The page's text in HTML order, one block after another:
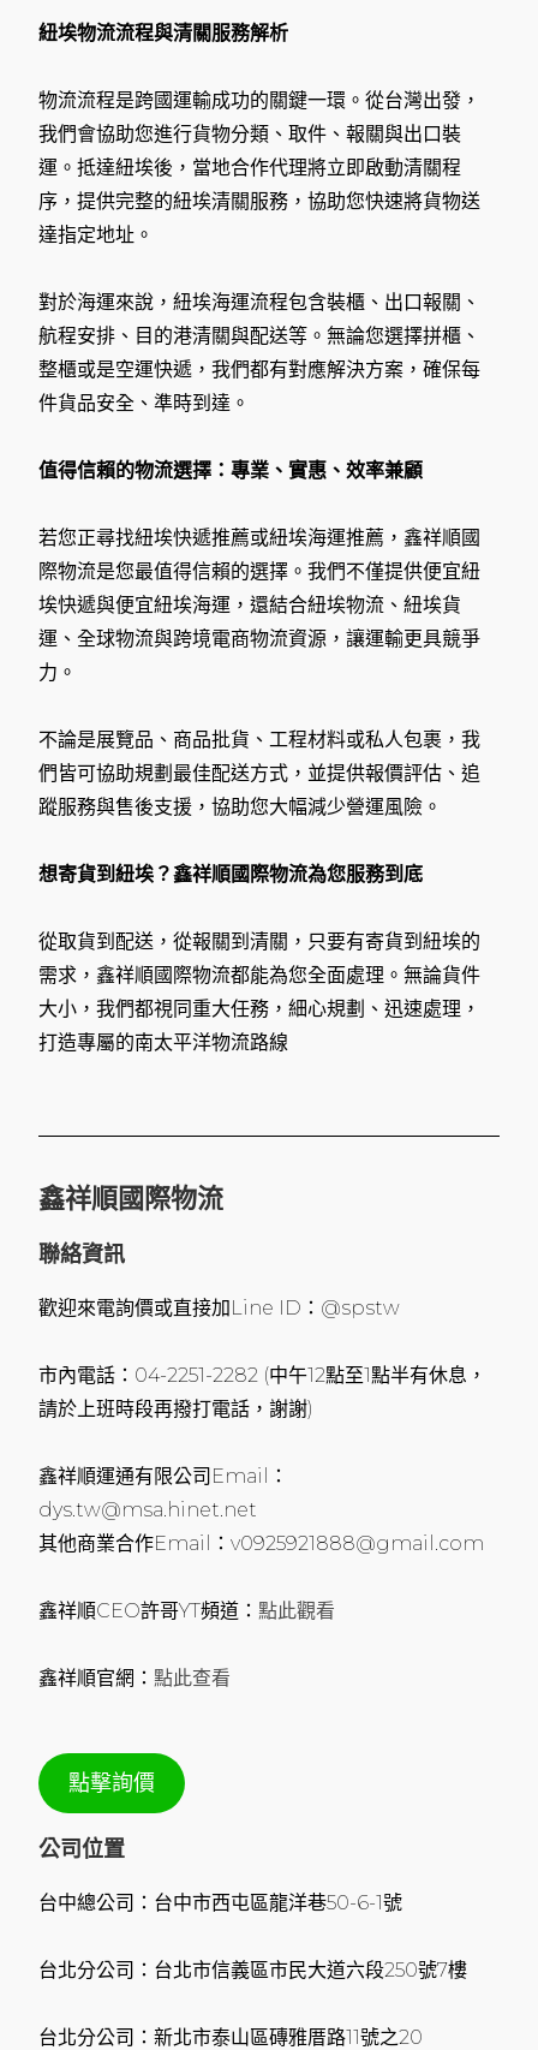
紐埃物流流程與清關服務解析
物流流程是跨國運輸成功的關鍵一環。從台灣出發，
我們會協助您進行貨物分類、取件、報關與出口裝
運。抵達紐埃後，當地合作代理將立即啟動清關程
序，提供完整的紐埃清關服務，協助您快速將貨物送
達指定地址。
對於海運來說，紐埃海運流程包含裝櫃、出口報關、
航程安排、目的港清關與配送等。無論您選擇拼櫃、
整櫃或是空運快遞，我們都有對應解決方案，確保每
件貨品安全、準時到達。
值得信賴的物流選擇：專業、實惠、效率兼顧
若您正尋找紐埃快遞推薦或紐埃海運推薦，鑫祥順國
際物流是您最值得信賴的選擇。我們不僅提供便宜紐
埃快遞與便宜紐埃海運，還結合紐埃物流、紐埃貨
運、全球物流與跨境電商物流資源，讓運輸更具競爭
力。
不論是展覽品、商品批貨、工程材料或私人包裹，我
們皆可協助規劃最佳配送方式，並提供報價評估、追
蹤服務與售後支援，協助您大幅減少營運風險。
想寄貨到紐埃？鑫祥順國際物流為您服務到底
從取貨到配送，從報關到清關，只要有寄貨到紐埃的
需求，鑫祥順國際物流都能為您全面處理。無論貨件
大小，我們都視同重大任務，細心規劃、迅速處理，
打造專屬的南太平洋物流路線
鑫祥順國際物流
聯絡資訊
歡迎來電詢價或直接加Line ID：@spstw
市內電話：04-2251-2282 (中午12點至1點半有休息，
請於上班時段再撥打電話，謝謝)
鑫祥順運通有限公司Email：
dys.tw@msa.hinet.net
其他商業合作Email：v0925921888@gmail.com
鑫祥順CEO許哥YT頻道：點此觀看
鑫祥順官網：點此查看
點擊詢價
公司位置
台中總公司：台中市西屯區龍洋巷50-6-1號
台北分公司：台北市信義區市民大道六段250號7樓
台北分公司：新北市泰山區磚雅厝路11號之20